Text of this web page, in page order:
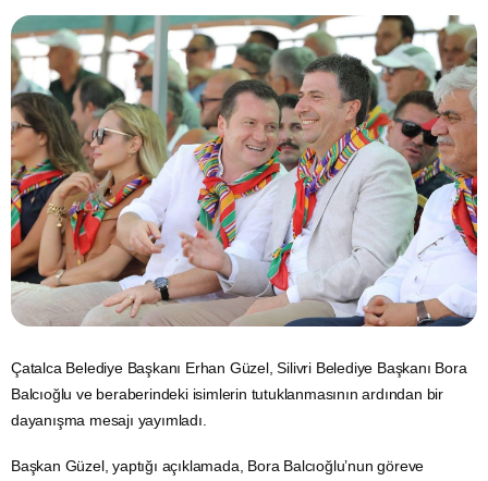
Çatalca Belediye Başkanı Erhan Güzel, Silivri Belediye Başkanı Bora
Balcıoğlu ve beraberindeki isimlerin tutuklanmasının ardından bir
dayanışma mesajı yayımladı.
Başkan Güzel, yaptığı açıklamada, Bora Balcıoğlu’nun göreve